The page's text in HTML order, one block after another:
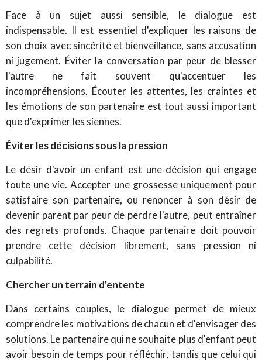
Face à un sujet aussi sensible, le dialogue est
indispensable. Il est essentiel d'expliquer les raisons de
son choix avec sincérité et bienveillance, sans accusation
ni jugement. Éviter la conversation par peur de blesser
l'autre ne fait souvent qu'accentuer les
incompréhensions. Écouter les attentes, les craintes et
les émotions de son partenaire est tout aussi important
que d'exprimer les siennes.
Éviter les décisions sous la pression
Le désir d'avoir un enfant est une décision qui engage
toute une vie. Accepter une grossesse uniquement pour
satisfaire son partenaire, ou renoncer à son désir de
devenir parent par peur de perdre l'autre, peut entraîner
des regrets profonds. Chaque partenaire doit pouvoir
prendre cette décision librement, sans pression ni
culpabilité.
Chercher un terrain d'entente
Dans certains couples, le dialogue permet de mieux
comprendre les motivations de chacun et d'envisager des
solutions. Le partenaire qui ne souhaite plus d'enfant peut
avoir besoin de temps pour réfléchir, tandis que celui qui